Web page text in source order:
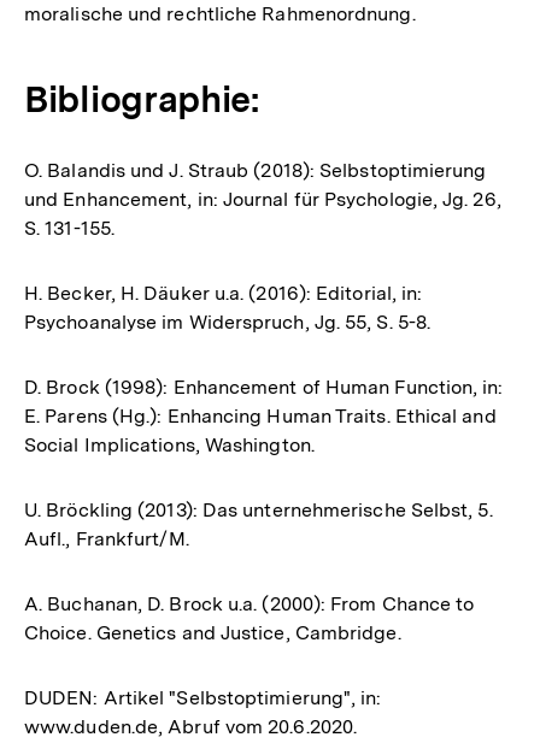
moralische und rechtliche Rahmenordnung.
Bibliographie:
O. Balandis und J. Straub (2018): Selbstoptimierung
und Enhancement, in: Journal für Psychologie, Jg. 26,
S. 131-155.
H. Becker, H. Däuker u.a. (2016): Editorial, in:
Psychoanalyse im Widerspruch, Jg. 55, S. 5-8.
D. Brock (1998): Enhancement of Human Function, in:
E. Parens (Hg.): Enhancing Human Traits. Ethical and
Social Implications, Washington.
U. Bröckling (2013): Das unternehmerische Selbst, 5.
Aufl., Frankfurt/M.
A. Buchanan, D. Brock u.a. (2000): From Chance to
Choice. Genetics and Justice, Cambridge.
DUDEN: Artikel "Selbstoptimierung", in:
www.duden.de, Abruf vom 20.6.2020.